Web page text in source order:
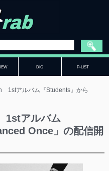
DIG P-LIST
1stアルバム『Students』から
1stアルバム
Once」の配信開